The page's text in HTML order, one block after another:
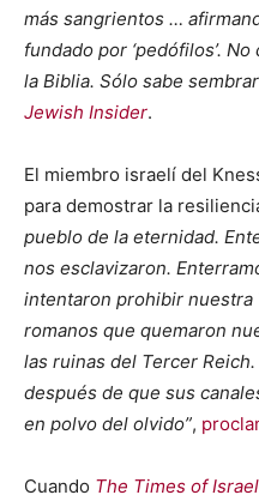
más sangrientos …
fundado por ‘pedófilos’.
la Biblia. Sólo sabe
Jewish Insider.
El miembro israelí del
para demostrar la
pueblo de la eternidad.
nos esclavizaron.
intentaron prohibir nuestra
romanos que quemaron
las ruinas del Tercer
después de que sus
en polvo del olvido”,
Cuando The Times of Israel